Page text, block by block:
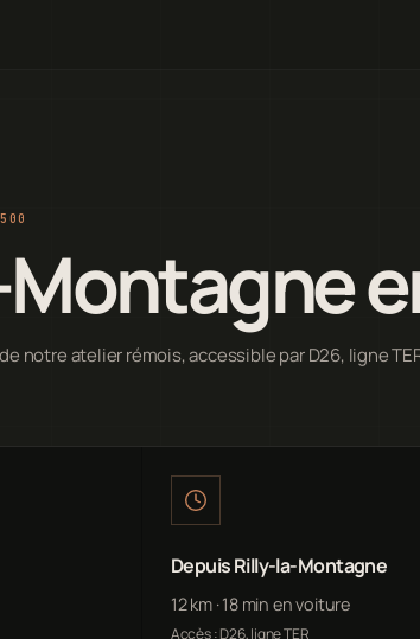
notre atelier rémois, accessible par D26, ligne
Depuis Rilly-la-Montagne
12 km · 18 min en voiture
Accès : D26, ligne TER